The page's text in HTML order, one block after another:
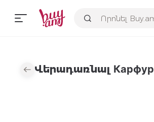
Վերադառնալ Карфур